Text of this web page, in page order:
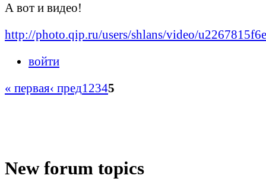
А вот и видео!
http://photo.qip.ru/users/shlans/video/
войти
« первая‹ пред1 2345
New forum topics